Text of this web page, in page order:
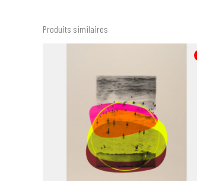
Produits similaires